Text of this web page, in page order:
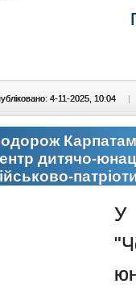
4-11-2025, 10:04 |
дитячо-
У